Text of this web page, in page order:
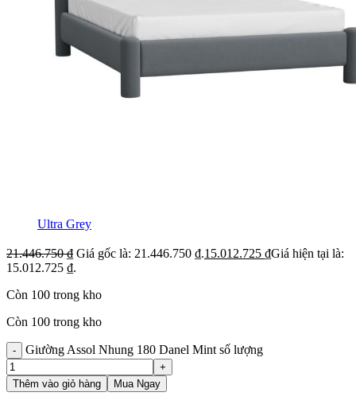
Ultra Grey
21.446.750₫ Giá gốc là: 21.446.750 ₫.15.012.725 ₫Giá hiện tại là:
15.012.725 ₫.
Còn 100 trong kho
Còn 100 trong kho
Giường Assol Nhung 180 Danel Mint số lượng
Thêm vào giỏ hàng Mua Ngay